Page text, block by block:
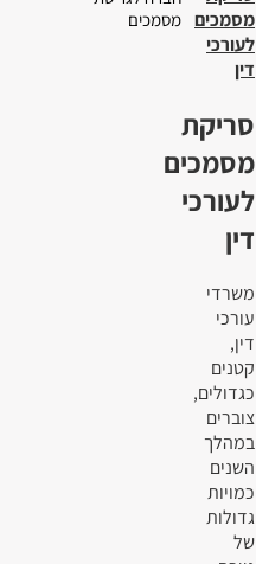
מסמכים
לעורכי
דין
סריקת
מסמכים
לעורכי
דין
משרדי
עורכי
דין,
קטנים
כגדולים,
צוברים
במהלך
השנים
כמויות
גדולות
של
מסמכים